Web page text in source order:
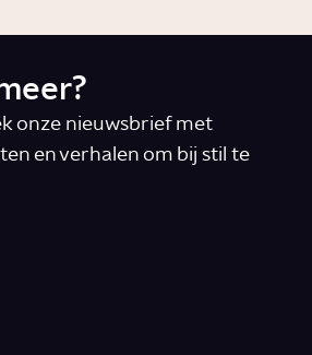
onze nieuwsbrief met
en verhalen om bij stil te